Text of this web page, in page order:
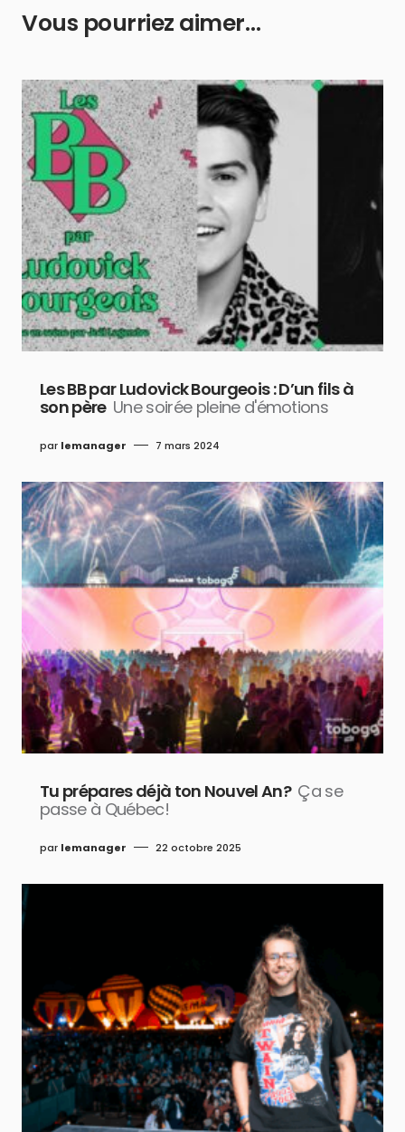
Vous pourriez aimer…
Les BB par Ludovick Bourgeois : D’un fils à
son père Une soirée pleine d'émotions
par lemanager 7 mars 2024
Tu prépares déjà ton Nouvel An? Ça se
passe à Québec!
par lemanager 22 octobre 2025